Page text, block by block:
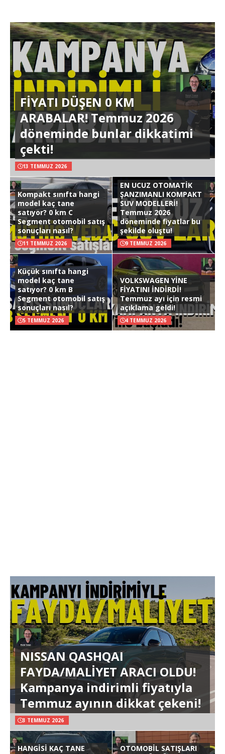
FİYATI DÜŞEN 0 KM
ARABALAR! Temmuz 2026
döneminde bunlar dikkatimi
çekti!
13 TEMMUZ 2026
Kompakt sınıfta hangi
model kaç tane
satıyor? 0 km C
Segment otomobil satış
sonuçları nasıl?
11 TEMMUZ 2026
EN UCUZ OTOMATİK
ŞANZIMANLI KOMPAKT
SUV MODELLERİ!
Temmuz 2026
döneminde fiyatlar bu
şekilde oluştu!
9 TEMMUZ 2026
Küçük sınıfta hangi
model kaç tane
satıyor? 0 km B
Segment otomobil satış
sonuçları nasıl?
5 TEMMUZ 2026
VOLKSWAGEN YİNE
FİYATINI İNDİRDİ!
Temmuz ayı için resmi
açıklama geldi!
4 TEMMUZ 2026
NISSAN QASHQAI
FAYDA/MALİYET ARACI OLDU!
Kampanya indirimli fiyatıyla
Temmuz ayının dikkat çekeni!
3 TEMMUZ 2026
HANGİSİ KAÇ TANE
OTOMOBİL SATIŞLARI